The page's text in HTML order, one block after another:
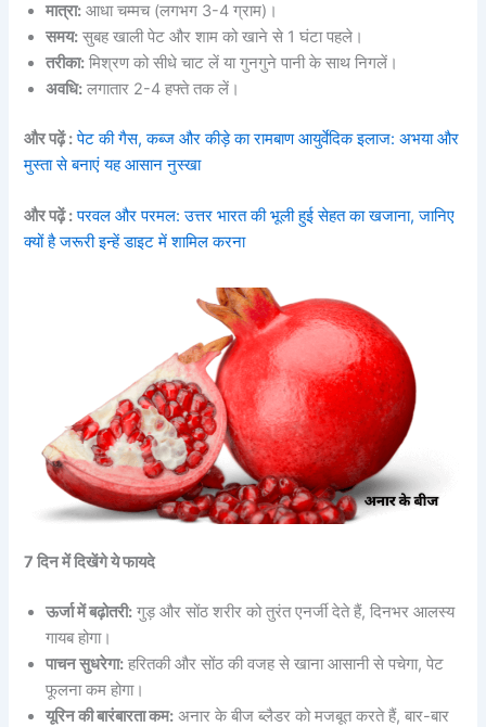
मात्रा: आधा चम्मच (लगभग 3-4 ग्राम)।
समय: सुबह खाली पेट और शाम को खाने से 1 घंटा पहले।
तरीका: मिश्रण को सीधे चाट लें या गुनगुने पानी के साथ निगलें।
अवधि: लगातार 2-4 हफ्ते तक लें।
और पढ़ें : पेट की गैस, कब्ज और कीड़े का रामबाण आयुर्वेदिक इलाज: अभया और
मुस्ता से बनाएं यह आसान नुस्खा
और पढ़ें : परवल और परमल: उत्तर भारत की भूली हुई सेहत का खजाना, जानिए
क्यों है जरूरी इन्हें डाइट में शामिल करना
7 दिन में दिखेंगे ये फायदे
ऊर्जा में बढ़ोतरी: गुड़ और सोंठ शरीर को तुरंत एनर्जी देते हैं, दिनभर आलस्य
गायब होगा।
पाचन सुधरेगा: हरितकी और सोंठ की वजह से खाना आसानी से पचेगा, पेट
फूलना कम होगा।
यूरिन की बारंबारता कम: अनार के बीज ब्लैडर को मजबूत करते हैं, बार-बार